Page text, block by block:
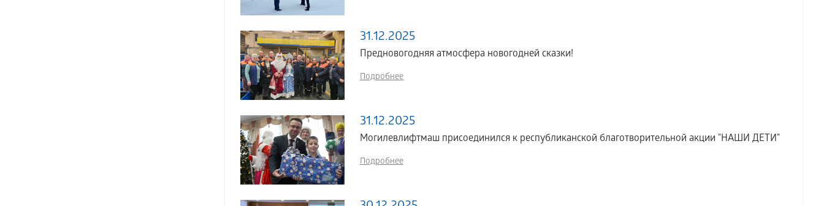
31.12.2025
Предновогодняя атмосфера новогодней сказки!
Подробнее
31.12.2025
Могилевлифтмаш присоединился к республиканской благотворительной акции "НАШИ ДЕТИ"
Подробнее